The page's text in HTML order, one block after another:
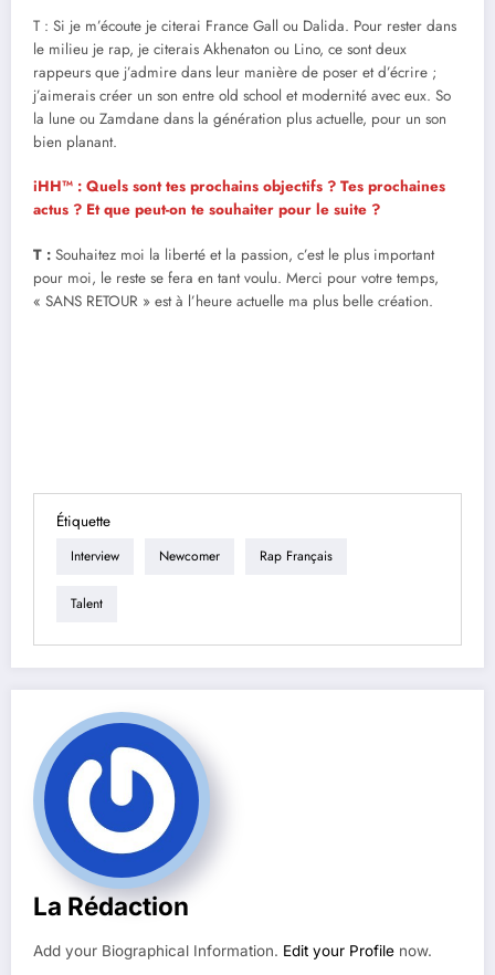
T : Si je m’écoute je citerai France Gall ou Dalida. Pour rester dans
le milieu je rap, je citerais Akhenaton ou Lino, ce sont deux
rappeurs que j’admire dans leur manière de poser et d’écrire ;
j’aimerais créer un son entre old school et modernité avec eux. So
la lune ou Zamdane dans la génération plus actuelle, pour un son
bien planant.
iHH™ : Quels sont tes prochains objectifs ? Tes prochaines
actus ? Et que peut-on te souhaiter pour le suite ?
T : Souhaitez moi la liberté et la passion, c’est le plus important
pour moi, le reste se fera en tant voulu. Merci pour votre temps,
« SANS RETOUR » est à l’heure actuelle ma plus belle création.
Étiquette
Interview Newcomer Rap Français
Talent
La Rédaction
Add your Biographical Information. Edit your Profile now.